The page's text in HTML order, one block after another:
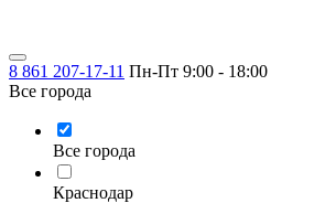
8 861 207-17-11 Пн-Пт 9:00 - 18:00
Все города
Все города
Краснодар